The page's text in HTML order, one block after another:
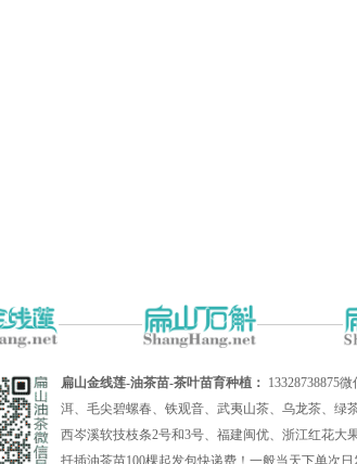
扁山金线莲-油茶苗-茶叶苗育种植： 13328738875
洱、毛尖碧螺春、铁观音、武夷山茶、乌龙茶、绿
西岑溪软技枝条2号和3号、福建闽优、浙江红花大
扦插油茶苗100棵起发包快递费！一般当天下单次